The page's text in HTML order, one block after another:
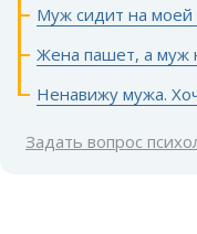
Муж сидит на
Жена пашет, а муж
Ненавижу мужа.
Задать вопрос